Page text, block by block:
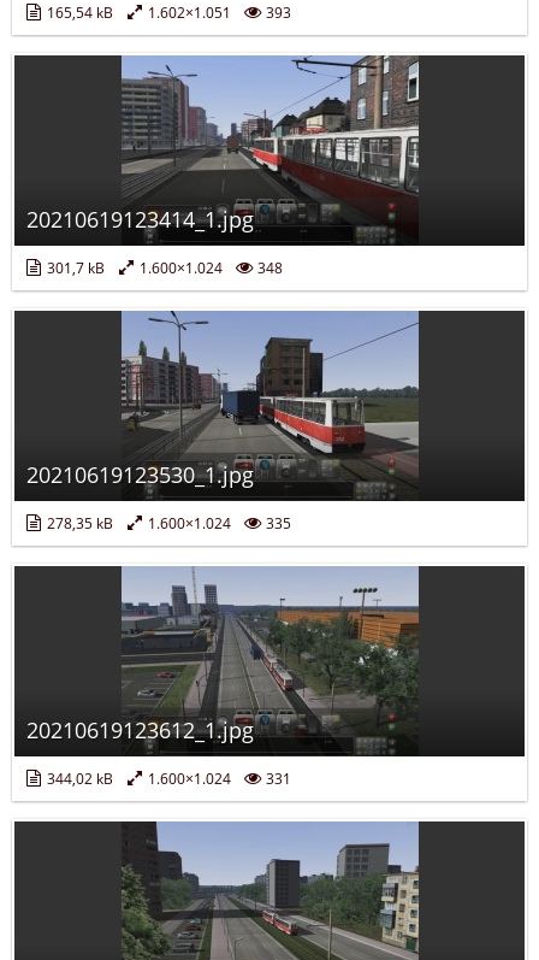
165,54 kB 1.602×1.051 393
20210619123414_1.jpg
301,7 kB 1.600×1.024 348
20210619123530_1.jpg
278,35 kB 1.600×1.024 335
20210619123612_1.jpg
344,02 kB 1.600×1.024 331